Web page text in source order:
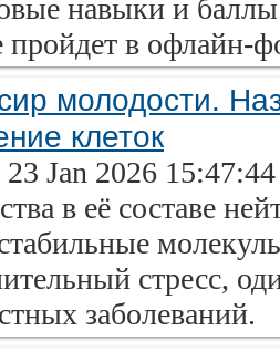
навыки и
пройдет в офлайн-
молодости.
клеток
Jan 2026
в её составе
стресс,
заболеваний.